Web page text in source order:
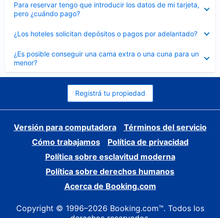
Para reservar tengo que introducir los datos de mi tarjeta,
pero ¿cuándo pago?
cerrado
¿Los hoteles solicitan depósitos o pagos por adelantado?
cerrado
¿Es posible conseguir una cama extra o una cuna para un
menor?
cerrado
Registrá tu propiedad
Versión para computadora
Términos del servicio
Cómo trabajamos
Política de privacidad
Política sobre esclavitud moderna
Política sobre derechos humanos
Acerca de Booking.com
Copyright © 1996–2026 Booking.com™. Todos los